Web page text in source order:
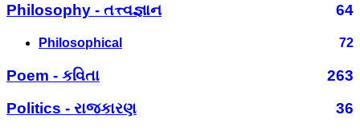
Philosophy - તત્ત્વજ્ઞાન
64
Philosophical 72
Poem - કવિતા
263
Politics - રાજકારણ
36